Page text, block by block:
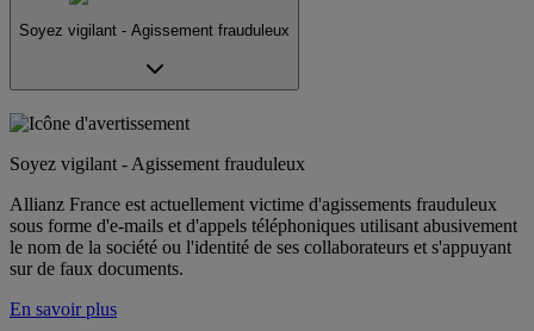
Soyez vigilant - Agissement frauduleux
Soyez vigilant - Agissement frauduleux
Allianz France est actuellement victime d'agissements frauduleux
sous forme d'e-mails et d'appels téléphoniques utilisant abusivement
le nom de la société ou l'identité de ses collaborateurs et s'appuyant
sur de faux documents.
En savoir plus